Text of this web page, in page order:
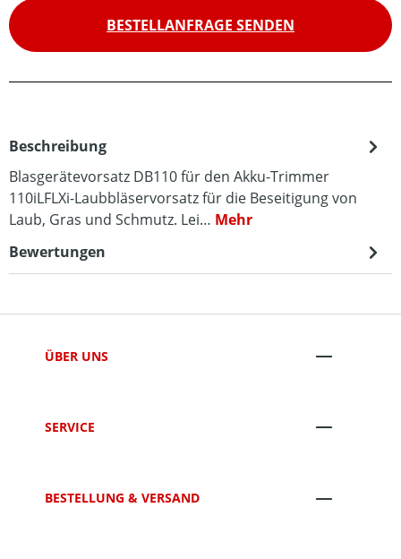
BESTELLANFRAGE SENDEN
Beschreibung
Blasgerätevorsatz DB110 für den Akku-Trimmer
110iLFLXi-Laubbläservorsatz für die Beseitigung von
Laub, Gras und Schmutz. Lei… Mehr
Bewertungen
ÜBER UNS
SERVICE
BESTELLUNG & VERSAND